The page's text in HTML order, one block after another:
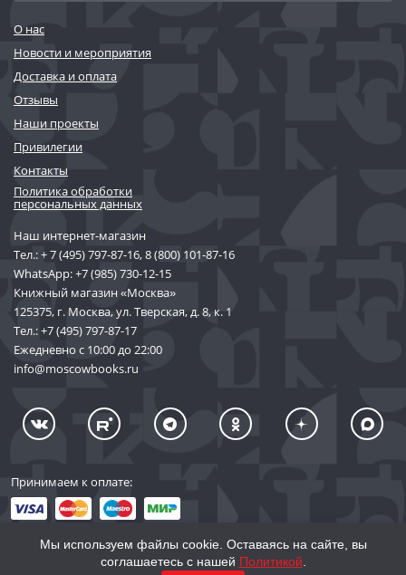
О нас
Новости и мероприятия
Доставка и оплата
Отзывы
Наши проекты
Привилегии
Контакты
Политика обработки
персональных данных
Наш интернет-магазин
Тел.:+ 7 (495) 797-87-16,8 (800) 101-87-16
WhatsApp:+7 (985) 730-12-15
Книжный магазин «Москва»
125375, г. Москва, ул. Тверская, д. 8, к. 1
Тел.:+7 (495) 797-87-17
Ежедневно с 10:00 до 22:00
info@moscowbooks.ru
Принимаем к оплате:
Мы используем файлы cookie. Оставаясь на сайте, вы
соглашаетесь с нашей Политикой